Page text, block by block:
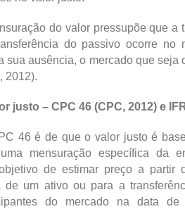
do valor pressupõe que a
do passivo ocorre no
sua ausência, o mercado que seja
2012).
justo – CPC 46 (CPC, 2012) e
46 é de que o valor justo é
mensuração específica da
de estimar preço a partir
de um ativo ou para a
do mercado na data de